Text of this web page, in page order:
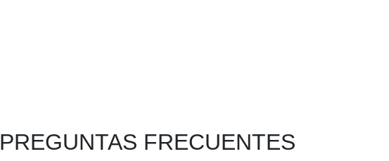
PREGUNTAS FRECUENTES